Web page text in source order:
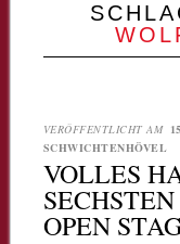
VERÖFFENTLICHT AM
SCHWICHTENHÖVEL
VOLLES
OPEN